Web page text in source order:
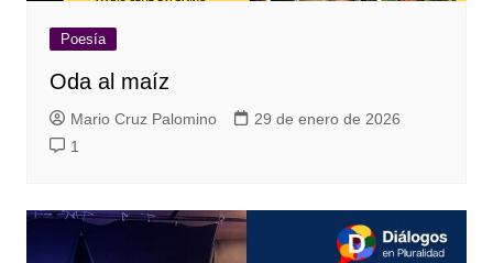
Poesía
Oda al maíz
Mario Cruz Palomino
29 de enero de 2026
1